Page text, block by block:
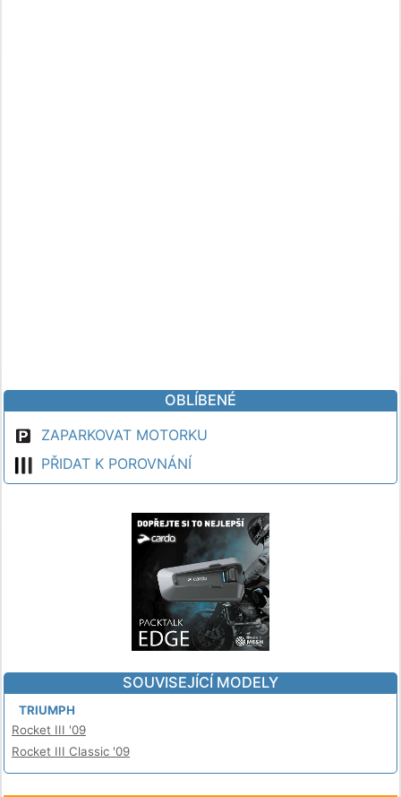
OBLÍBENÉ
ZAPARKOVAT MOTORKU
PŘIDAT K POROVNÁNÍ
SOUVISEJÍCÍ MODELY
TRIUMPH
Rocket III '09
Rocket III Classic '09